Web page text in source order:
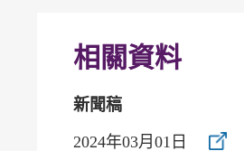
相關資料
新聞稿
2024年03月01日